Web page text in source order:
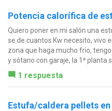
Potencia calorífica de
Quiero poner en mi salón una
se de cuantos Kw necesito, vivo
zona que haga mucho frio,
y sótano con garaje, la 1ª planta
1 respuesta
Estufa/caldera pellets